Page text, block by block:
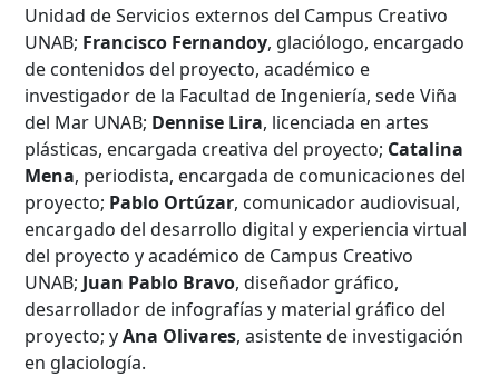
Unidad de Servicios externos del Campus Creativo
UNAB; Francisco Fernandoy, glaciólogo, encargado
de contenidos del proyecto, académico e
investigador de la Facultad de Ingeniería, sede Viña
del Mar UNAB; Dennise Lira, licenciada en artes
plásticas, encargada creativa del proyecto; Catalina
Mena, periodista, encargada de comunicaciones del
proyecto; Pablo Ortúzar, comunicador audiovisual,
encargado del desarrollo digital y experiencia virtual
del proyecto y académico de Campus Creativo
UNAB; Juan Pablo Bravo, diseñador gráfico,
desarrollador de infografías y material gráfico del
proyecto; yAna Olivares, asistente de investigación
en glaciología.